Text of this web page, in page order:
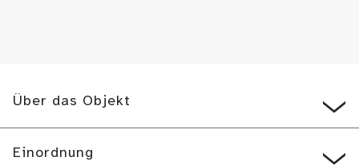
Über das Objekt
Einordnung